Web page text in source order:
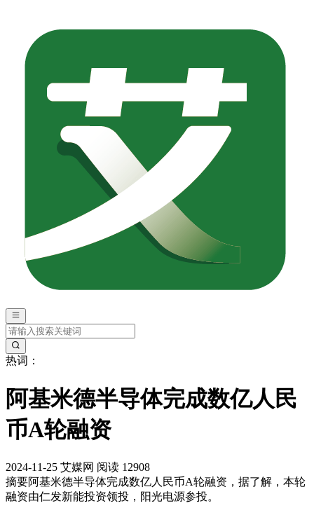
热词：
阿基米德半导体完成数亿人民
币A轮融资
2024-11-25 艾媒网 阅读 12908
摘要阿基米德半导体完成数亿人民币A轮融资，据了解，本轮
融资由仁发新能投资领投，阳光电源参投。